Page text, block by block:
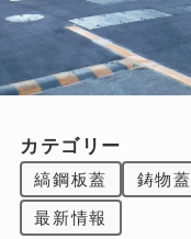
カテゴリー
縞鋼板蓋 鋳物蓋
最新情報